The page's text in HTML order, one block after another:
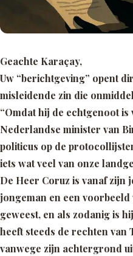
Geachte Karaçay,
Uw “berichtgeving” opent
misleidende zin die
“Omdat hij de echtgenoot
Nederlandse minister van
politicus op de
iets wat veel van onze
De Heer Coruz is vanaf zijn
jongeman en een
geweest, en als zodanig is
heeft steeds de rechten van
vanwege zijn achtergrond